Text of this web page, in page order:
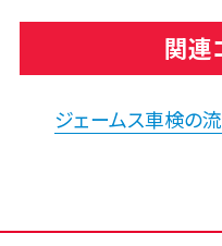
関連
ジェームス車検の